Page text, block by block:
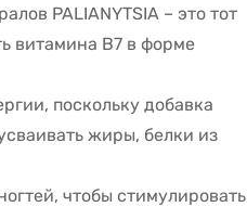
PALIANYTSIA – это тот
витамина В7 в форме
поскольку добавка
жиры, белки из
чтобы стимулировать